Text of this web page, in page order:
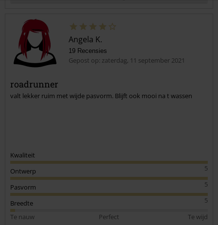
Commentaar versturen
Angela K.
19 Recensies
Gepost op: zaterdag, 11 september 2021
roadrunner
valt lekker ruim met wijde pasvorm. Blijft ook mooi na t wassen
Kwaliteit
5
Ontwerp
5
Pasvorm
5
Breedte
Te nauw
Perfect
Te wijd